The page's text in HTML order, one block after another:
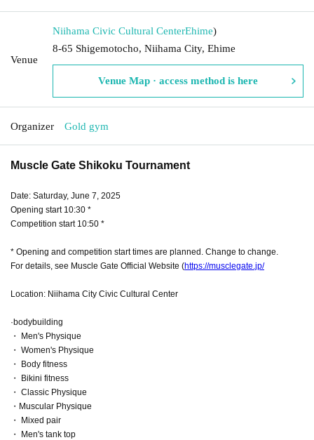
Venue
Niihama Civic Cultural CenterEhime)
8-65 Shigemotocho, Niihama City, Ehime
Venue Map · access method is here
Organizer Gold gym
Muscle Gate Shikoku Tournament
Date: Saturday, June 7, 2025
Opening start 10:30 *
Competition start 10:50 *
* Opening and competition start times are planned. Change to change.
For details, see Muscle Gate Official Website (https://musclegate.jp/
Location: Niihama City Civic Cultural Center
·bodybuilding
・ Men's Physique
・ Women's Physique
・ Body fitness
・ Bikini fitness
・ Classic Physique
・Muscular Physique
・ Mixed pair
・ Men's tank top